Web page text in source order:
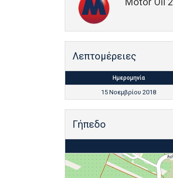
Λεπτομέρειες
Ημερομηνία
15 Νοεμβρίου 2018
Γήπεδο